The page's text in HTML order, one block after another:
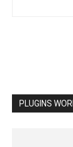
PLUGINS